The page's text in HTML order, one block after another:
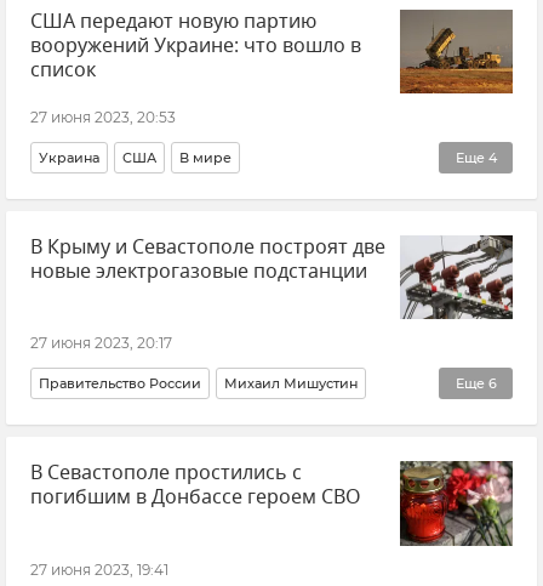
Здравоохранение в Крыму и Севастополе
Здравоохранение в России
США передают новую партию
вооружений Украине: что вошло в
список
27 июня 2023, 20:53
Еще 4
Украина США В мире
Поставки западного оружия Украине Новости
Пентагон Новости СВО
В Крыму и Севастополе построят две
новые электрогазовые подстанции
27 июня 2023, 20:17
Еще 6
Правительство России Михаил Мишустин
Электросети Крыма Газ Новые регионы России
Михаил Развожаев Игорь Коринь
В Севастополе простились с
погибшим в Донбассе героем СВО
27 июня 2023, 19:41